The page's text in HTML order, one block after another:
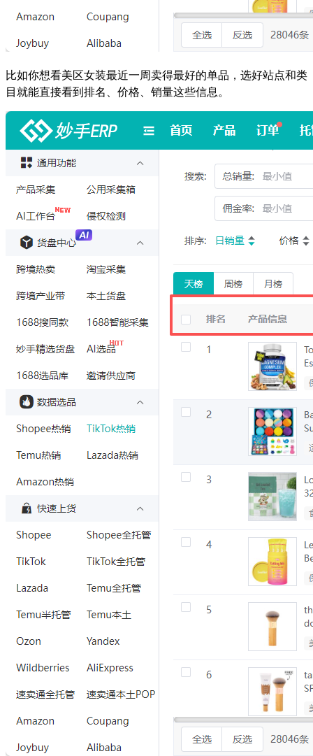
比如你想看美区女装最近一周卖得最好的单品，选好站点和类
目就能直接看到排名、价格、销量这些信息。